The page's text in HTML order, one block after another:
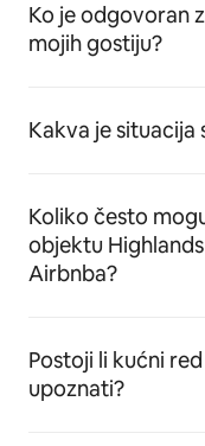
Ko je odgovoran
mojih gostiju?
Kakva je situacija
Koliko često
objektu
Airbnba?
Postoji li kućni
upoznati?